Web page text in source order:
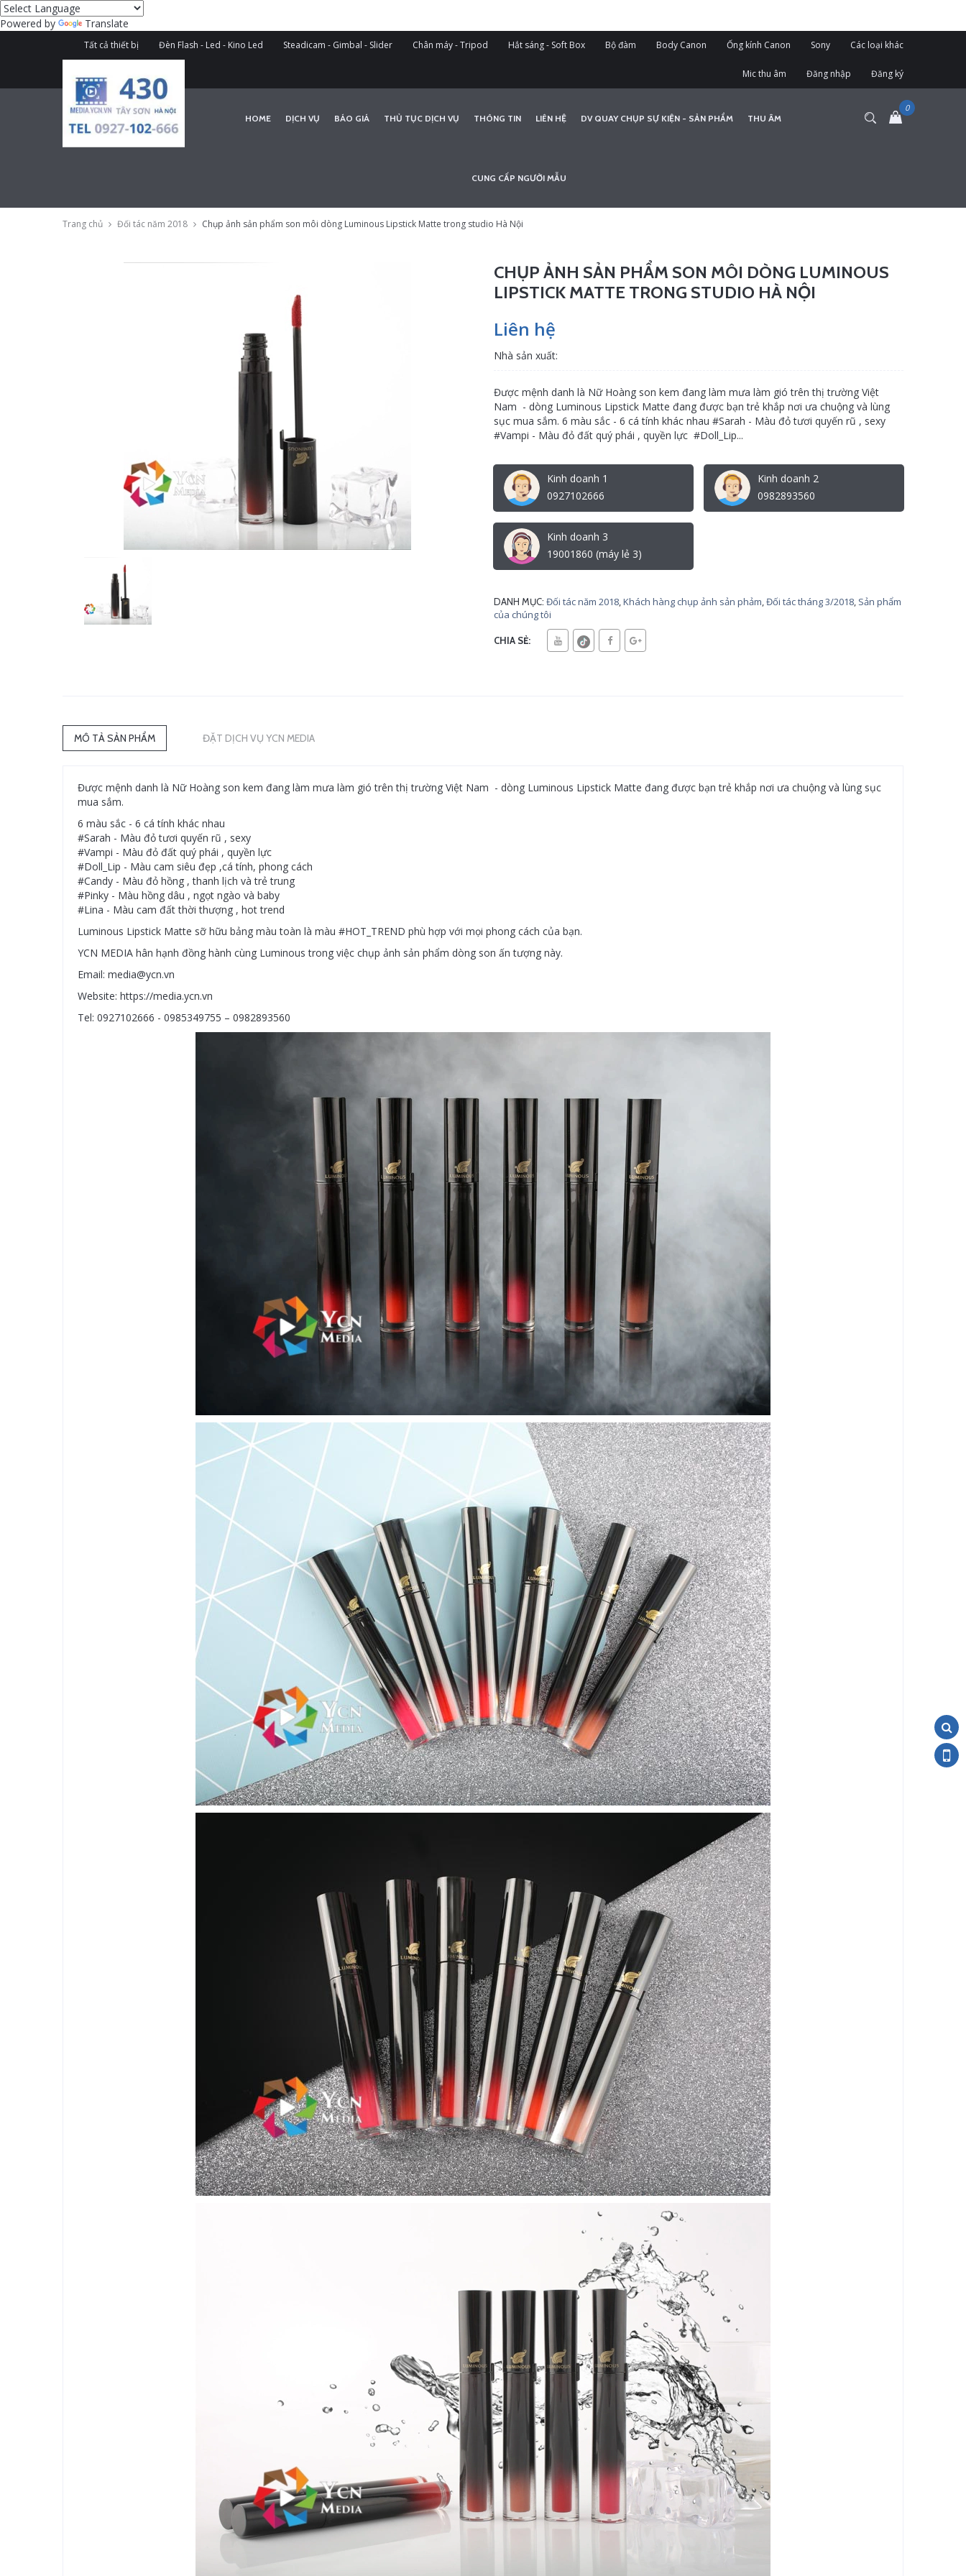
Powered by Translate
Tất cả thiết bị Đèn Flash - Led - Kino Led Steadicam - Gimbal - Slider Chân máy - Tripod Hắt sáng - Soft Box Bộ đàm Body Canon Ống kính Canon Sony Các loại khác
Mic thu âm Đăng nhập Đăng ký
HOME DỊCH VỤ BÁO GIÁ THỦ TỤC DỊCH VỤ THÔNG TIN LIÊN HỆ DV QUAY CHỤP SỰ KIỆN - SẢN PHẨM THU ÂM
CUNG CẤP NGƯỜI MẪU
Trang chủ Đối tác năm 2018 Chụp ảnh sản phẩm son môi dòng Luminous Lipstick Matte trong studio Hà Nội
CHỤP ẢNH SẢN PHẨM SON MÔI DÒNG LUMINOUS
LIPSTICK MATTE TRONG STUDIO HÀ NỘI
Liên hệ
Nhà sản xuất:
Được mệnh danh là Nữ Hoàng son kem đang làm mưa làm gió trên thị trường Việt
Nam - dòng Luminous Lipstick Matte đang được bạn trẻ khắp nơi ưa chuộng và lùng
sục mua sắm. 6 màu sắc - 6 cá tính khác nhau #Sarah - Màu đỏ tươi quyến rũ , sexy
#Vampi - Màu đỏ đất quý phái , quyền lực #Doll_Lip...
Kinh doanh 1
0927102666
Kinh doanh 2
0982893560
Kinh doanh 3
19001860 (máy lẻ 3)
DANH MỤC: Đối tác năm 2018,Khách hàng chụp ảnh sản phảm,Đối tác tháng 3/2018, Sản phẩm
của chúng tôi
CHIA SẺ:
MÔ TẢ SẢN PHẨM ĐẶT DỊCH VỤ YCN MEDIA
Được mệnh danh là Nữ Hoàng son kem đang làm mưa làm gió trên thị trường Việt Nam - dòng Luminous Lipstick Matte đang được bạn trẻ khắp nơi ưa chuộng và lùng sục
mua sắm.
6 màu sắc - 6 cá tính khác nhau
#Sarah - Màu đỏ tươi quyến rũ , sexy
#Vampi - Màu đỏ đất quý phái , quyền lực
#Doll_Lip - Màu cam siêu đẹp ,cá tính, phong cách
#Candy - Màu đỏ hồng , thanh lịch và trẻ trung
#Pinky - Màu hồng dâu , ngọt ngào và baby
#Lina - Màu cam đất thời thượng , hot trend
Luminous Lipstick Matte sỡ hữu bảng màu toàn là màu #HOT_TREND phù hợp với mọi phong cách của bạn.
YCN MEDIA hân hạnh đồng hành cùng Luminous trong việc chụp ảnh sản phẩm dòng son ấn tượng này.
Email: media@ycn.vn
Website: https://media.ycn.vn
Tel: 0927102666 - 0985349755 – 0982893560